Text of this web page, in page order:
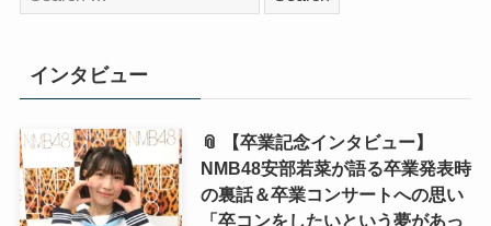
索:
インタビュー
📎 【卒業記念インタビュー】
NMB48安部若菜が語る卒業発表時
の裏話＆卒業コンサートへの思い
「卒コンをしたいという夢があっ